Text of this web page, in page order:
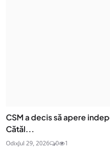
CSM a decis să apere
Cătăl...
OdixJul 29, 2026 0 1